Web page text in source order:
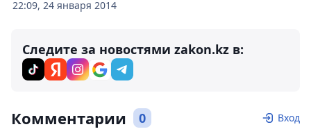
22:09, 24 января 2014
Следите за новостями zakon.kz в:
Комментарии 0 Вход